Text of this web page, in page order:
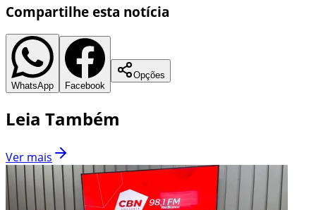
Compartilhe esta notícia
WhatsApp Facebook
Opções
Leia Também
Ver mais